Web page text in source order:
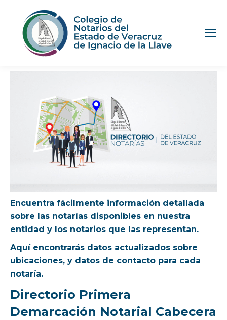
Encuentra fácilmente información detallada
sobre las notarías disponibles en nuestra
entidad y los notarios que las representan.
Aquí encontrarás datos actualizados sobre
ubicaciones, y datos de contacto para cada
notaría.
Directorio Primera
Demarcación Notarial Cabecera